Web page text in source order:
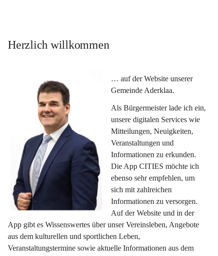
Herzlich willkommen
… auf der Website unserer
Gemeinde Aderklaa.
Als Bürgermeister lade ich ein,
unsere digitalen Services wie
Mitteilungen, Neuigkeiten,
Veranstaltungen und
Informationen zu erkunden.
Die App CITIES möchte ich
ebenso sehr empfehlen, um
sich mit zahlreichen
Informationen zu versorgen.
Auf der Website und in der
App gibt es Wissenswertes über unser Vereinsleben, Angebote
aus dem kulturellen und sportlichen Leben,
Veranstaltungstermine sowie aktuelle Informationen aus dem